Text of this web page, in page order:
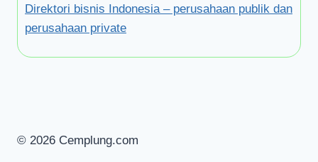
Direktori bisnis Indonesia – perusahaan publik dan
perusahaan private
© 2026 Cemplung.com